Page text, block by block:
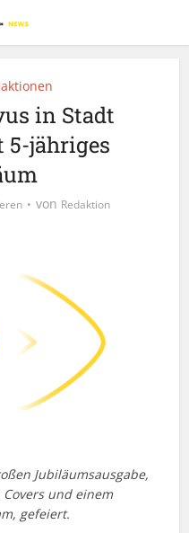
in Stadt
5-jähriges
von Redaktion
Jubiläumsausgabe,
und einem
gefeiert.